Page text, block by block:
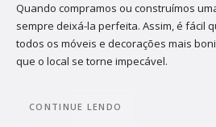
Quando compramos ou construímos
sempre deixá-la perfeita. Assim, é fácil
todos os móveis e decorações mais
que o local se torne impecável.
CONTINUE LENDO